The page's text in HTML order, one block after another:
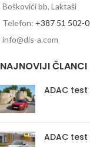
Boškovići bb, Laktaši
Telefon: +387 51 502-
info@dis-a.com
NAJNOVIJI ČLANCI
ADAC
ADAC